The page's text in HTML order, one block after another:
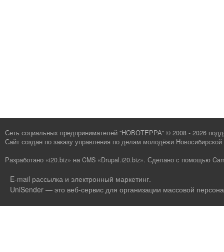
Сеть социальных предпринимателей "НОВОТЕРРА" © 2008 - 2026
Сайт создан по заказу управления по делам молодёжи Новосибирской
Разработано «i20.biz» на CMS «Drupal.i20.biz». Сделано с помощью
E-mail рассылка и электронный маркетинг.
UniSender — это веб-сервис для организации массовой